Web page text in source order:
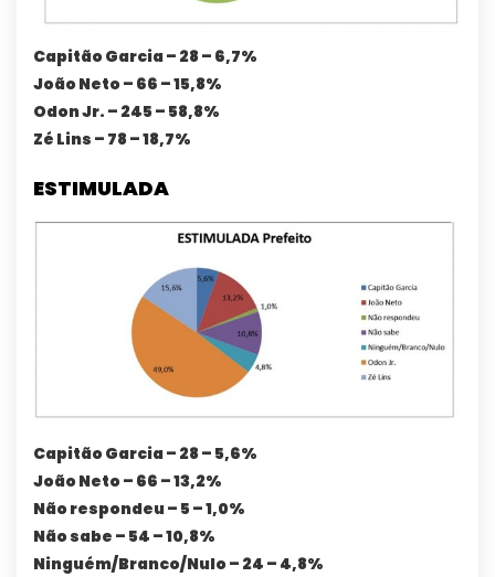
Capitão Garcia – 28 – 6,7%
João Neto – 66 – 15,8%
Odon Jr. – 245 – 58,8%
Zé Lins – 78 – 18,7%
ESTIMULADA
Capitão Garcia – 28 – 5,6%
João Neto – 66 – 13,2%
Não respondeu – 5 – 1,0%
Não sabe – 54 – 10,8%
Ninguém/Branco/Nulo – 24 – 4,8%